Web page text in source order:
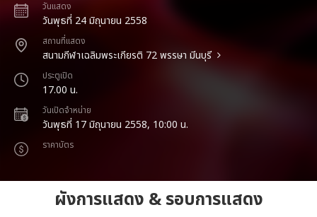
วันแสดง
วันพุธที่ 24 มิถุนายน 2558
สถานที่แสดง
สนามกีฬาเฉลิมพระเกียรติ 72 พรรษา มีนบุรี
ประตูเปิด
17.00 น.
วันเปิดจำหน่าย
วันพุธที่ 17 มิถุนายน 2558, 10:00 น.
ราคาบัตร
ผังการแสดง & รอบการแสดง